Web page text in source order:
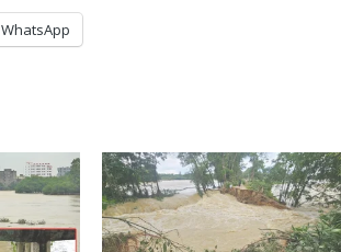
WhatsApp